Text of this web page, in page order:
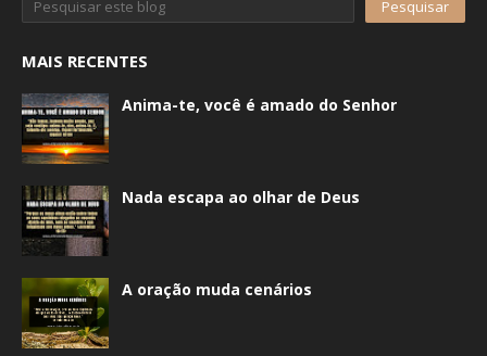
MAIS RECENTES
Anima-te, você é amado do Senhor
Nada escapa ao olhar de Deus
A oração muda cenários